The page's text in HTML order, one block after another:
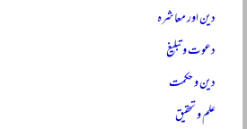
دین اور معاشرہ
دعوت و تبلیغ
دین و حکمت
علم و تحقیق